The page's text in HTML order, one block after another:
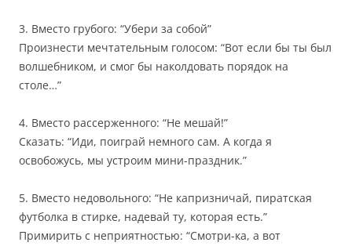
3. Вместо грубого: “Убери за собой”
Произнести мечтательным голосом: “Вот если бы ты был
волшебником, и смог бы наколдовать порядок на
столе…”
4. Вместо рассерженного: “Не мешай!”
Сказать: “Иди, поиграй немного сам. А когда я
освобожусь, мы устроим мини-праздник.”
5. Вместо недовольного: “Не капризничай, пиратская
футболка в стирке, надевай ту, которая есть.”
Примирить с неприятностью: “Смотри-ка, а вот